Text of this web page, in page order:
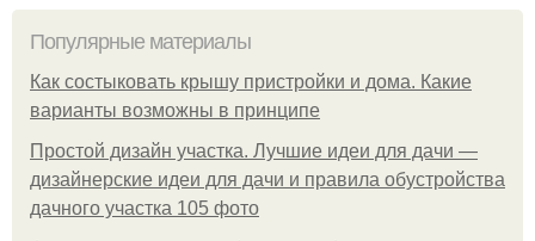
Популярные материалы
Как состыковать крышу пристройки и дома. Какие
варианты возможны в принципе
Простой дизайн участка. Лучшие идеи для дачи —
дизайнерские идеи для дачи и правила обустройства
дачного участка 105 фото